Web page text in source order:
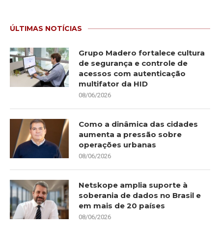
ÚLTIMAS NOTÍCIAS
Grupo Madero fortalece cultura
de segurança e controle de
acessos com autenticação
multifator da HID
08/06/2026
Como a dinâmica das cidades
aumenta a pressão sobre
operações urbanas
08/06/2026
Netskope amplia suporte à
soberania de dados no Brasil e
em mais de 20 países
08/06/2026